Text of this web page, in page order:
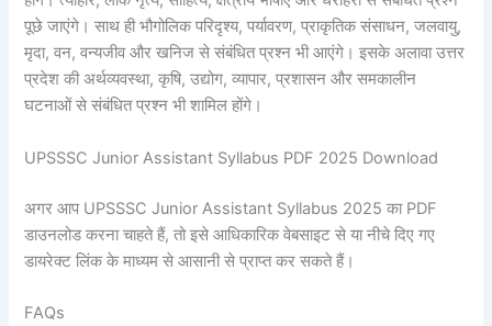
पूछे जाएंगे। साथ ही भौगोलिक परिदृश्य, पर्यावरण, प्राकृतिक संसाधन, जलवायु,
मृदा, वन, वन्यजीव और खनिज से संबंधित प्रश्न भी आएंगे। इसके अलावा उत्तर
प्रदेश की अर्थव्यवस्था, कृषि, उद्योग, व्यापार, प्रशासन और समकालीन
घटनाओं से संबंधित प्रश्न भी शामिल होंगे।
UPSSSC Junior Assistant Syllabus PDF 2025 Download
अगर आप UPSSSC Junior Assistant Syllabus 2025 का PDF
डाउनलोड करना चाहते हैं, तो इसे आधिकारिक वेबसाइट से या नीचे दिए गए
डायरेक्ट लिंक के माध्यम से आसानी से प्राप्त कर सकते हैं।
FAQs